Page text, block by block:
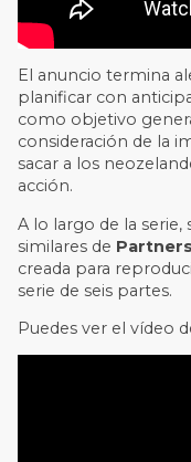
El anuncio termina
planificar con
como objetivo
consideración de la
sacar a los
acción.
A lo largo de la
similares de
creada para
serie de seis partes.
Puedes ver el vídeo